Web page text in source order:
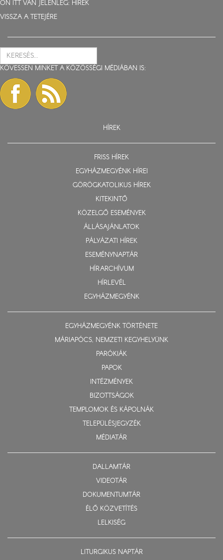
ÖN ITT VAN JELENLEG: HÍREK
VISSZA A TETEJÉRE
KÖVESSEN MINKET A KÖZÖSSÉGI MÉDIÁBAN IS:
HÍREK
FRISS HÍREK
EGYHÁZMEGYÉNK HÍREI
GÖRÖGKATOLIKUS HÍREK
KITEKINTŐ
KÖZELGŐ ESEMÉNYEK
ÁLLÁSAJÁNLATOK
PÁLYÁZATI HÍREK
ESEMÉNYNAPTÁR
HÍRARCHÍVUM
HÍRLEVÉL
EGYHÁZMEGYÉNK
EGYHÁZMEGYÉNK TÖRTÉNETE
MÁRIAPÓCS, NEMZETI KEGYHELYÜNK
PARÓKIÁK
PAPOK
INTÉZMÉNYEK
BIZOTTSÁGOK
TEMPLOMOK ÉS KÁPOLNÁK
TELEPÜLÉSJEGYZÉK
MÉDIATÁR
DALLAMTÁR
VIDEOTÁR
DOKUMENTUMTÁR
ÉLŐ KÖZVETÍTÉS
LELKISÉG
LITURGIKUS NAPTÁR